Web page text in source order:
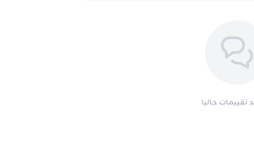
تقييمات حاليا